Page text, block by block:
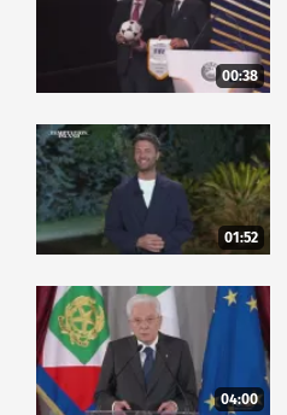
00:38
01:52
04:00